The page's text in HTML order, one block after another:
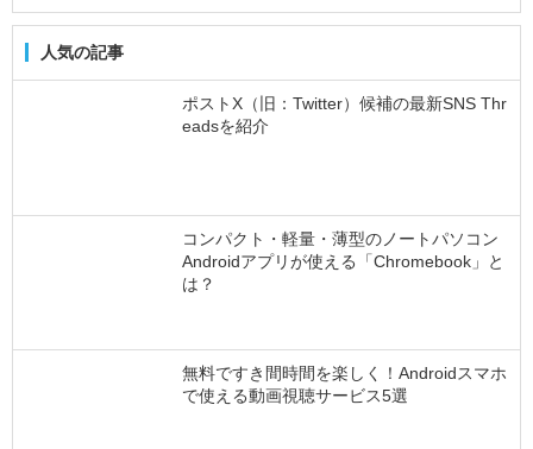
人気の記事
ポストX（旧：Twitter）候補の最新SNS Thr
eadsを紹介
コンパクト・軽量・薄型のノートパソコン
Androidアプリが使える「Chromebook」と
は？
無料ですき間時間を楽しく！Androidスマホ
で使える動画視聴サービス5選